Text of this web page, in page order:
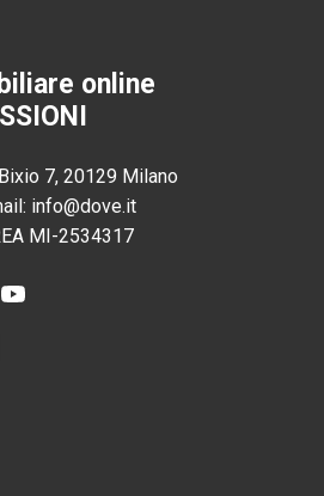
online
7, 20129 Milano
info@dove.it
MI-2534317